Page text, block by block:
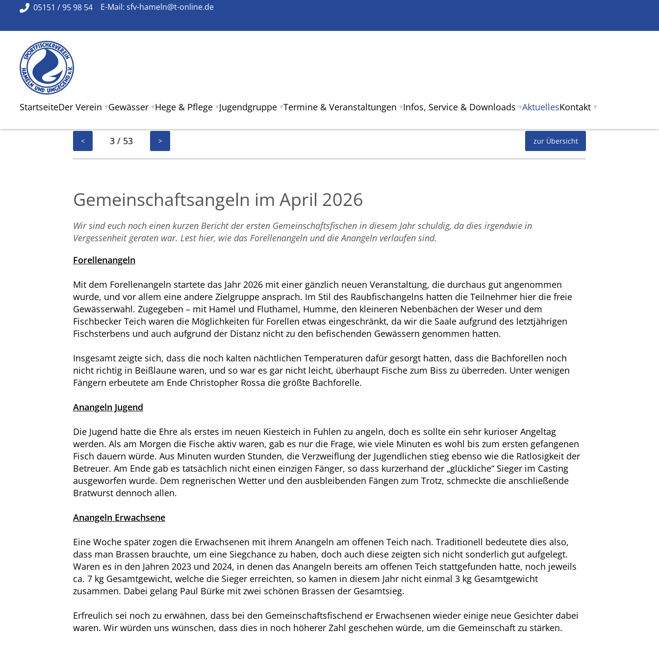
< 3 / 53 > zur Übersicht
Gemeinschaftsangeln im April 2026
Wir sind euch noch einen kurzen Bericht der ersten Gemeinschaftsfischen in diesem Jahr schuldig, da dies irgendwie in
Vergessenheit geraten war. Lest hier, wie das Forellenangeln und die Anangeln verlaufen sind.
Forellenangeln
Mit dem Forellenangeln startete das Jahr 2026 mit einer gänzlich neuen Veranstaltung, die durchaus gut angenommen
wurde, und vor allem eine andere Zielgruppe ansprach. Im Stil des Raubfischangelns hatten die Teilnehmer hier die freie
Gewässerwahl. Zugegeben – mit Hamel und Fluthamel, Humme, den kleineren Nebenbächen der Weser und dem
Fischbecker Teich waren die Möglichkeiten für Forellen etwas eingeschränkt, da wir die Saale aufgrund des letztjährigen
Fischsterbens und auch aufgrund der Distanz nicht zu den befischenden Gewässern genommen hatten.
Insgesamt zeigte sich, dass die noch kalten nächtlichen Temperaturen dafür gesorgt hatten, dass die Bachforellen noch
nicht richtig in Beißlaune waren, und so war es gar nicht leicht, überhaupt Fische zum Biss zu überreden. Unter wenigen
Fängern erbeutete am Ende Christopher Rossa die größte Bachforelle.
Anangeln Jugend
Die Jugend hatte die Ehre als erstes im neuen Kiesteich in Fuhlen zu angeln, doch es sollte ein sehr kurioser Angeltag
werden. Als am Morgen die Fische aktiv waren, gab es nur die Frage, wie viele Minuten es wohl bis zum ersten gefangenen
Fisch dauern würde. Aus Minuten wurden Stunden, die Verzweiflung der Jugendlichen stieg ebenso wie die Ratlosigkeit der
Betreuer. Am Ende gab es tatsächlich nicht einen einzigen Fänger, so dass kurzerhand der „glückliche“ Sieger im Casting
ausgeworfen wurde. Dem regnerischen Wetter und den ausbleibenden Fängen zum Trotz, schmeckte die anschließende
Bratwurst dennoch allen.
Anangeln Erwachsene
Eine Woche später zogen die Erwachsenen mit ihrem Anangeln am offenen Teich nach. Traditionell bedeutete dies also,
dass man Brassen brauchte, um eine Siegchance zu haben, doch auch diese zeigten sich nicht sonderlich gut aufgelegt.
Waren es in den Jahren 2023 und 2024, in denen das Anangeln bereits am offenen Teich stattgefunden hatte, noch jeweils
ca. 7 kg Gesamtgewicht, welche die Sieger erreichten, so kamen in diesem Jahr nicht einmal 3 kg Gesamtgewicht
zusammen. Dabei gelang Paul Bürke mit zwei schönen Brassen der Gesamtsieg.
Erfreulich sei noch zu erwähnen, dass bei den Gemeinschaftsfischend er Erwachsenen wieder einige neue Gesichter dabei
waren. Wir würden uns wünschen, dass dies in noch höherer Zahl geschehen würde, um die Gemeinschaft zu stärken.
05151 / 95 98 54 E-Mail: sfv-hameln@t-online.de
StartseiteDer Verein Gewässer Hege & Pflege Jugendgruppe Termine & Veranstaltungen Infos, Service & Downloads AktuellesKontakt